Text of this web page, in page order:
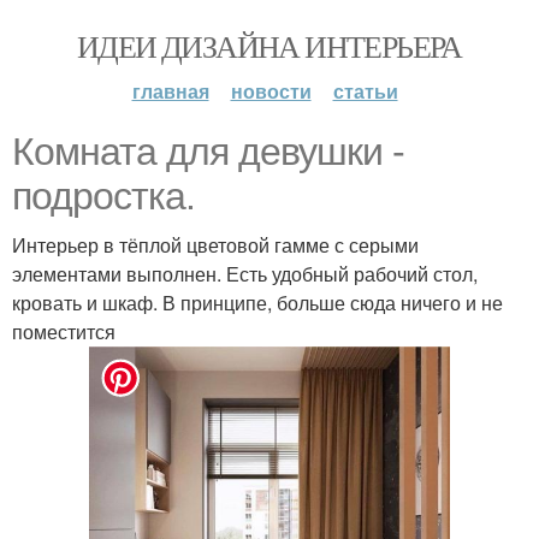
ИДЕИ ДИЗАЙНА ИНТЕРЬЕРА
главная новости статьи
Комната для девушки -
подростка.
Интерьер в тёплой цветовой гамме с серыми
элементами выполнен. Есть удобный рабочий стол,
кровать и шкаф. В принципе, больше сюда ничего и не
поместится